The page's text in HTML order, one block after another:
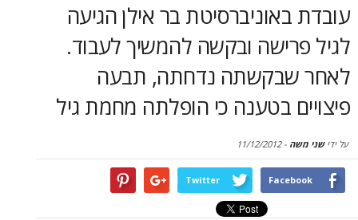
בר אילן הגיעה
ובקשה להמשיך לעבוד.
נדחתה, תבעה
בטענה כי הופלתה מחמת גיל
-
11/12/2012
Twitter